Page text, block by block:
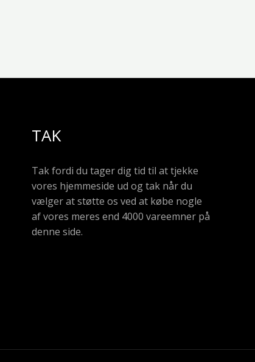
TAK
Tak fordi du tager dig tid til at tjekke
vores hjemmeside ud og tak når du
vælger at støtte os ved at købe nogle
af vores meres end 4000 vareemner på
denne side.